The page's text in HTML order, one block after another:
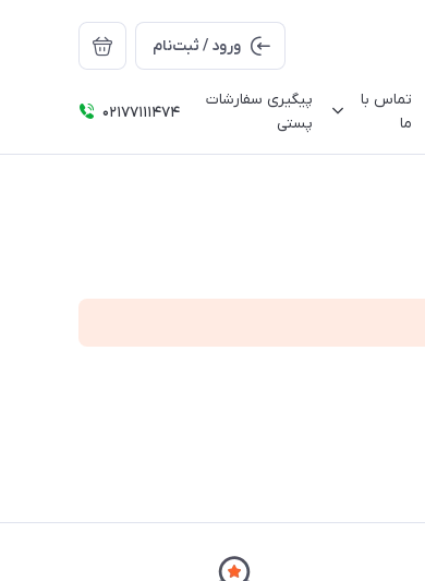
ورود / ثبت‌نام
تماس با
ما
پیگیری سفارشات
پستی
02177111474